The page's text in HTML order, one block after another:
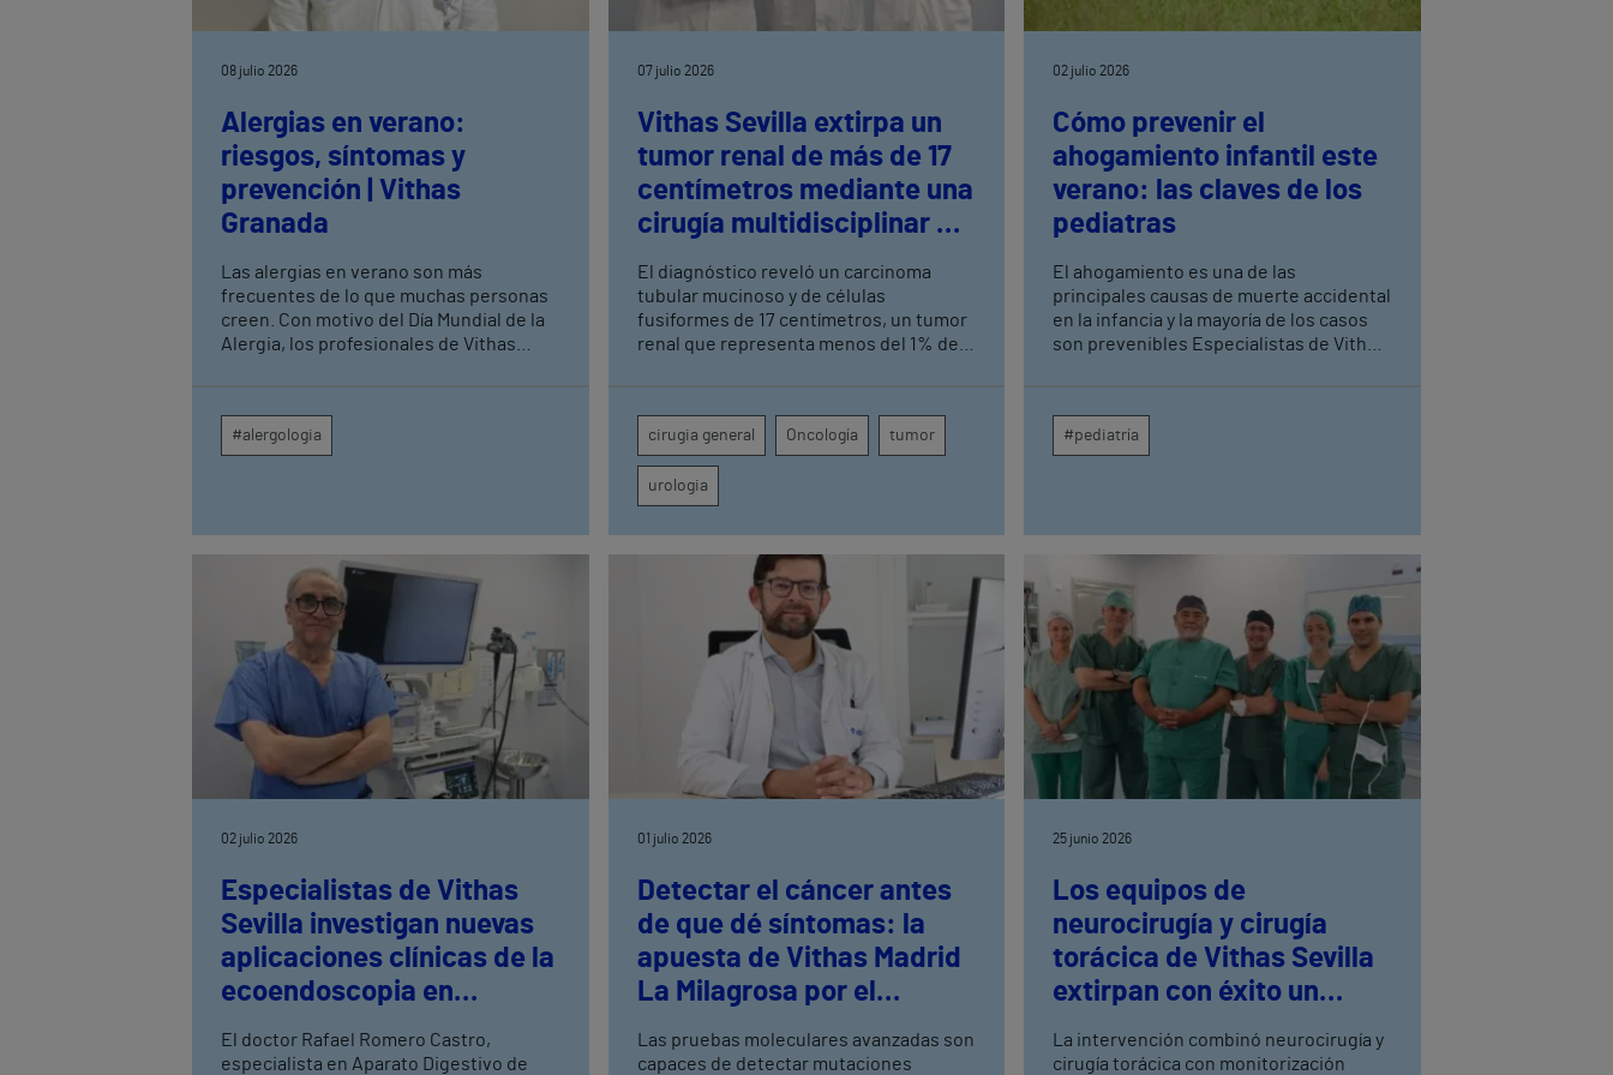
08 julio 2026
Alergias en verano:
riesgos, síntomas y
prevención | Vithas
Granada
Las alergias en verano son más
frecuentes de lo que muchas personas
creen. Con motivo del Día Mundial de la
Alergia, los profesionales de Vithas
procesos alérgicos, durante los meses
estivales aumentan las consultas
El Dr. Julián López Caballero, alergólogo
del Hospital Vithas Granada, explica
cuáles son las alergias más frecuentes
en verano y destaca la importancia de
un diagnóstico precoz para prevenir
reacciones graves.
#alergologia
07 julio 2026
Vithas Sevilla extirpa un
tumor renal de más de 17
centímetros mediante una
cirugía multidisciplinar de
El diagnóstico reveló un carcinoma
tubular mucinoso y de células
fusiformes de 17 centímetros, un tumor
renal que representa menos del 1% de
Anestesia, UCI, Enfermería de
Quirófano, Banco de Sangre y Farmacia
cirugia general Oncología tumor
urologia
02 julio 2026
Cómo prevenir el
ahogamiento infantil este
verano: las claves de los
pediatras
El ahogamiento es una de las
principales causas de muerte accidental
en la infancia y la mayoría de los casos
son prevenibles Especialistas de Vithas
más eficaz para evitar tragedias en
piscinas, playas y entornos acuáticos
#pediatría
02 julio 2026
Especialistas de Vithas
Sevilla investigan nuevas
aplicaciones clínicas de la
ecoendoscopia en
El doctor Rafael Romero Castro,
especialista en Aparato Digestivo de
01 julio 2026
Detectar el cáncer antes
de que dé síntomas: la
apuesta de Vithas Madrid
La Milagrosa por el
Las pruebas moleculares avanzadas son
capaces de detectar mutaciones
25 junio 2026
Los equipos de
neurocirugía y cirugía
torácica de Vithas Sevilla
extirpan con éxito un
La intervención combinó neurocirugía y
cirugía torácica con monitorización